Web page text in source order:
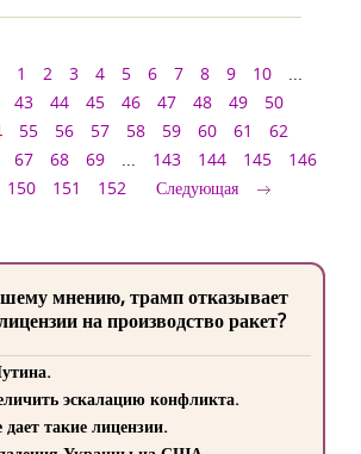
1 2 3 4 5 6 7 8 9 10
...
43 44 45 46 47 48 49
50
55 56 57 58 59 60 61
62
67 68 69 ... 143 144 145
146
150 151 152 Следующая
мнению, трамп отказывает
на производство ракет?
эскалацию конфликта.
такие лицензии.